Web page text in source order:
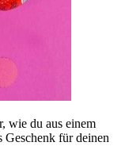
wie du aus einem
Geschenk für deinen